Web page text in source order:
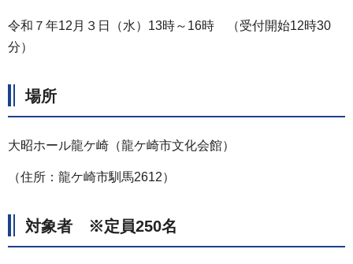
令和７年12月３日（水）13時～16時 （受付開始12時30
分）
場所
大昭ホール龍ケ崎（龍ケ崎市文化会館）
（住所：龍ケ崎市馴馬2612）
対象者 ※定員250名